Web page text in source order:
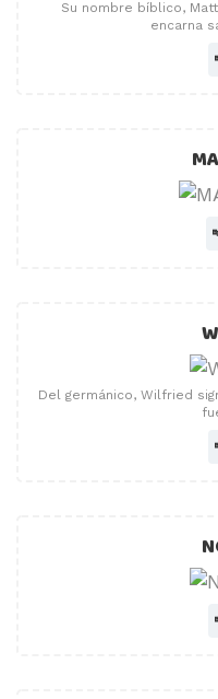
Su nombre bíblico,
encarna
Del germánico, Wilfried